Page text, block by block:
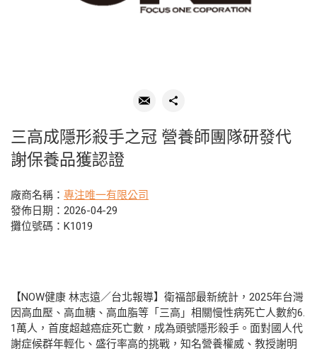
三高成隱形殺手之冠 營養師團隊研發代
謝保養品獲認證
廠商名稱： 專注唯一有限公司
發佈日期：2026-04-29
攤位號碼：K1019
【NOW健康 林志遠／台北報導】衛福部最新統計，2025年台灣
因高血壓、高血糖、高血脂等「三高」相關慢性病死亡人數約6.
1萬人，首度超越癌症死亡數，成為頭號隱形殺手。面對國人代
謝症候群年輕化、盛行率高的挑戰，知名營養權威、教授謝明